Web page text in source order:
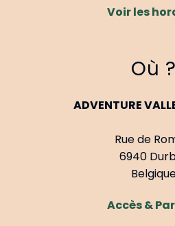
Voir les
Où ?
ADVENTURE
Rue de
6940
Accès &